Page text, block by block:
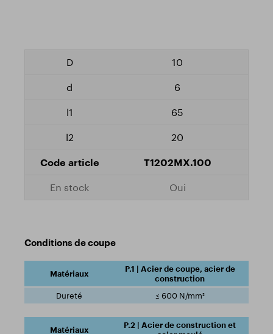
10
6
65
20
T1202MX.100
Oui
Conditions de coupe
P.1 | Acier de coupe, acier de
construction
≤ 600 N/mm²
P.2 | Acier de construction et